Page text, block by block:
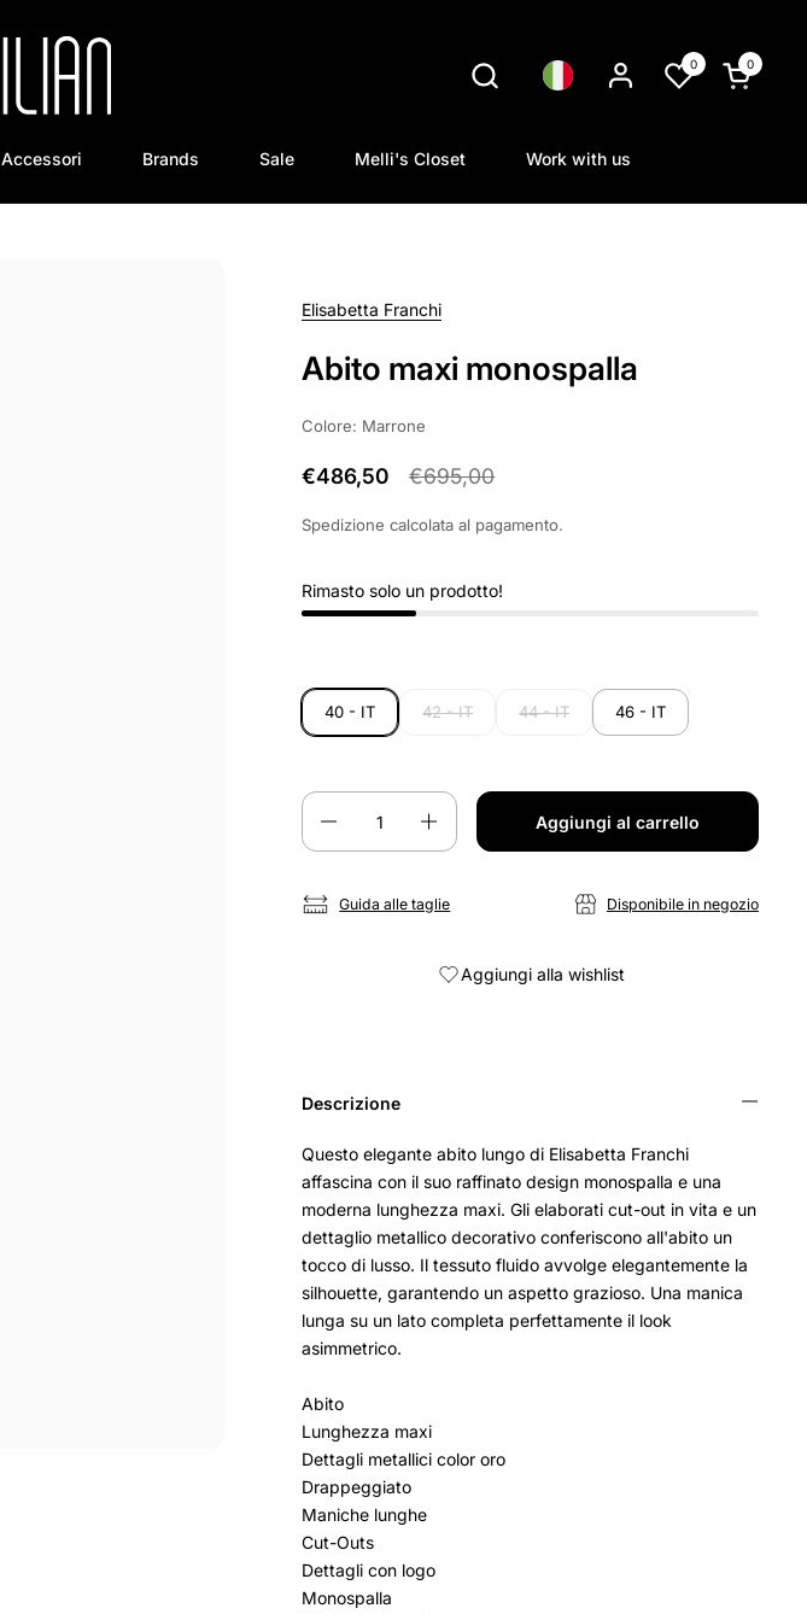
Lingua 0
Apri
0
Accessori Brands Sale Melli's Closet Work with us
Elisabetta Franchi
Abito maxi monospalla
Colore: Marrone
€486,50 €695,00
Spedizione calcolata al pagamento.
Rimasto solo un prodotto!
40 - IT 42 - IT 44 - IT 46 - IT
Quantità
Aggiungi al carrello
Guida alle taglie Disponibile in negozio
Aggiungi alla wishlist
Descrizione
Questo elegante abito lungo di Elisabetta Franchi
affascina con il suo raffinato design monospalla e una
moderna lunghezza maxi. Gli elaborati cut-out in vita e un
dettaglio metallico decorativo conferiscono all'abito un
tocco di lusso. Il tessuto fluido avvolge elegantemente la
silhouette, garantendo un aspetto grazioso. Una manica
lunga su un lato completa perfettamente il look
asimmetrico.
Abito
Lunghezza maxi
Dettagli metallici color oro
Drappeggiato
Maniche lunghe
Cut-Outs
Dettagli con logo
Monospalla